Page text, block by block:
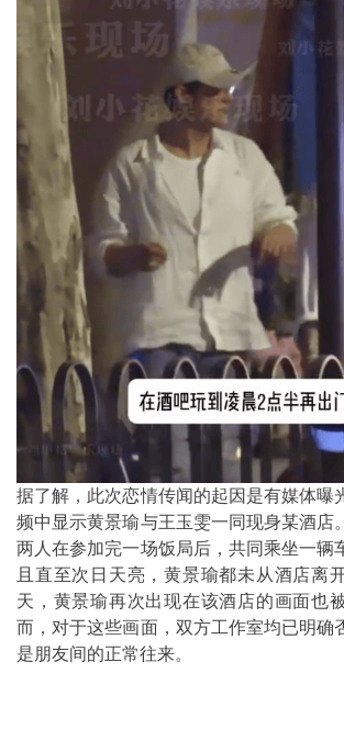
据了解，此次恋情传闻的起因是有媒体曝
频中显示黄景瑜与王玉雯一同现身某酒店
两人在参加完一场饭局后，共同乘坐一辆
且直至次日天亮，黄景瑜都未从酒店离
天，黄景瑜再次出现在该酒店的画面也
而，对于这些画面，双方工作室均已明确
是朋友间的正常往来。